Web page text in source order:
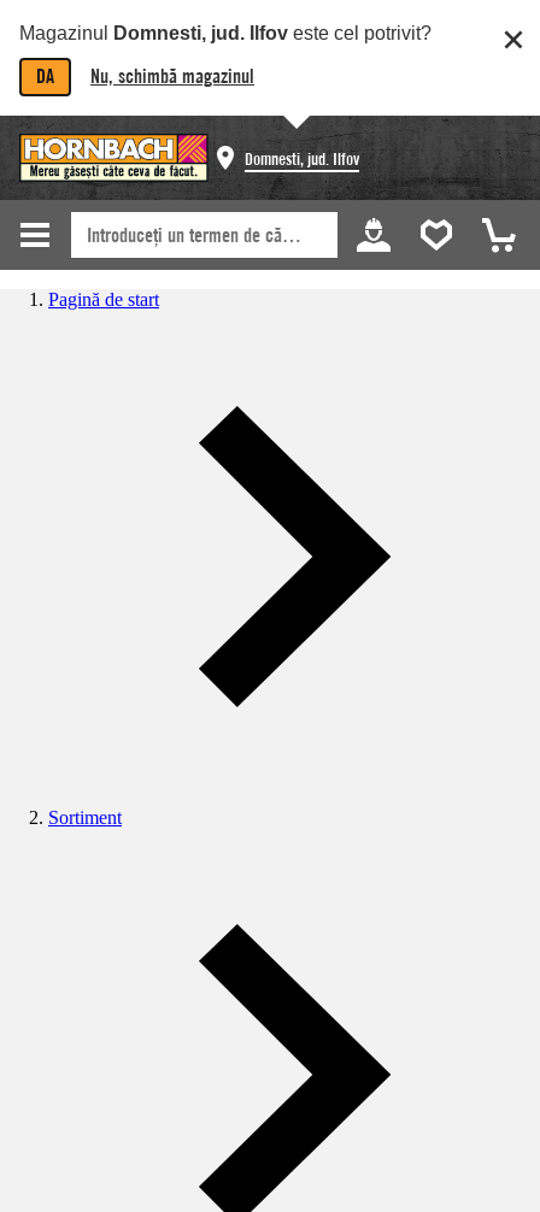
Magazinul Domnesti, jud. Ilfov este cel potrivit?
DA Nu, schimbă magazinul
Domnesti, jud. Ilfov
Pagină de start
Sortiment